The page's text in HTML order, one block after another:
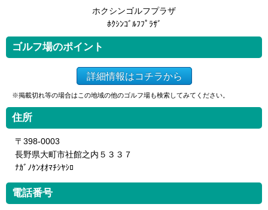
ホクシンゴルフプラザ
ﾎｸｼﾝｺﾞﾙﾌﾌﾟﾗｻﾞ
ゴルフ場のポイント
詳細情報はコチラから
※掲載切れ等の場合はこの地域の他のゴルフ場も検索してみてください。
住所
〒398-0003
長野県大町市社館之内５３３７
ﾅｶﾞﾉｹﾝｵｵﾏﾁｼﾔｼﾛ
電話番号